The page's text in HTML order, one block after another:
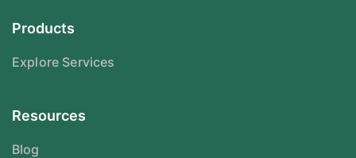
Products
Explore Services
Resources
Blog